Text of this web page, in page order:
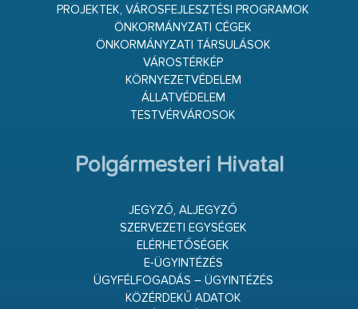
PROJEKTEK, VÁROSFEJLESZTÉSI PROGRAMOK
ÖNKORMÁNYZATI CÉGEK
ÖNKORMÁNYZATI TÁRSULÁSOK
VÁROSTÉRKÉP
KÖRNYEZETVÉDELEM
ÁLLATVÉDELEM
TESTVÉRVÁROSOK
Polgármesteri Hivatal
JEGYZŐ, ALJEGYZŐ
SZERVEZETI EGYSÉGEK
ELÉRHETŐSÉGEK
E-ÜGYINTÉZÉS
ÜGYFÉLFOGADÁS – ÜGYINTÉZÉS
KÖZÉRDEKŰ ADATOK